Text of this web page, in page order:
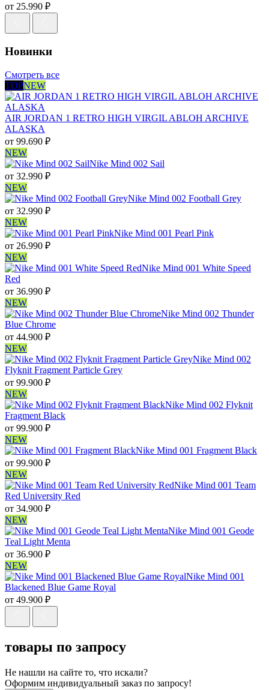
от 25.990 ₽
Новинки
Смотреть все
TOPNEW
AIR JORDAN 1 RETRO HIGH VIRGIL ABLOH ARCHIVE
ALASKA
от 99.690 ₽
NEW
Nike Mind 002 Sail
от 32.990 ₽
NEW
Nike Mind 002 Football Grey
от 32.990 ₽
NEW
Nike Mind 001 Pearl Pink
от 26.990 ₽
NEW
Nike Mind 001 White Speed
Red
от 36.990 ₽
NEW
Nike Mind 002 Thunder
Blue Chrome
от 44.900 ₽
NEW
Nike Mind 002
Flyknit Fragment Particle Grey
от 99.900 ₽
NEW
Nike Mind 002 Flyknit
Fragment Black
от 99.900 ₽
NEW
Nike Mind 001 Fragment Black
от 99.900 ₽
NEW
Nike Mind 001 Team
Red University Red
от 34.900 ₽
NEW
Nike Mind 001 Geode
Teal Light Menta
от 36.900 ₽
NEW
Nike Mind 001
Blackened Blue Game Royal
от 49.900 ₽
товары по запросу
Не нашли на сайте то, что искали?
Оформим индивидуальный заказ по запросу!